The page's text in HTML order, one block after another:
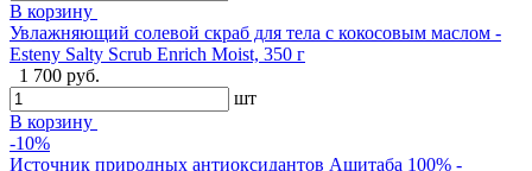
В корзину
Увлажняющий солевой скраб для тела с кокосовым маслом -
Esteny Salty Scrub Enrich Moist, 350 г
1 700 руб.
шт
В корзину
-10%
Источник природных антиоксидантов Ашитаба 100% -